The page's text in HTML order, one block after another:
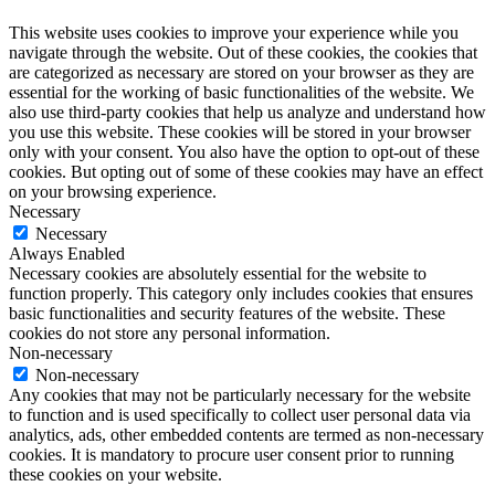
This website uses cookies to improve your experience while you
navigate through the website. Out of these cookies, the cookies that
are categorized as necessary are stored on your browser as they are
essential for the working of basic functionalities of the website. We
also use third-party cookies that help us analyze and understand how
you use this website. These cookies will be stored in your browser
only with your consent. You also have the option to opt-out of these
cookies. But opting out of some of these cookies may have an effect
on your browsing experience.
Necessary
Necessary
Always Enabled
Necessary cookies are absolutely essential for the website to
function properly. This category only includes cookies that ensures
basic functionalities and security features of the website. These
cookies do not store any personal information.
Non-necessary
Non-necessary
Any cookies that may not be particularly necessary for the website
to function and is used specifically to collect user personal data via
analytics, ads, other embedded contents are termed as non-necessary
cookies. It is mandatory to procure user consent prior to running
these cookies on your website.